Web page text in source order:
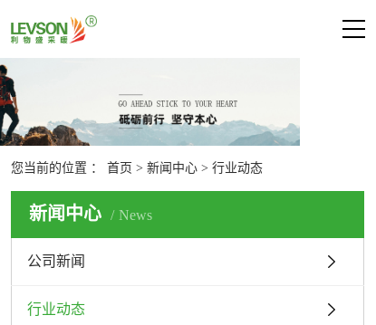
关于利物盛
新闻中心
公司新闻 行业动态
技术支持
您当前的位置 ：首页 >新闻中心 >行业动态
新闻中心 News
公司新闻
行业动态